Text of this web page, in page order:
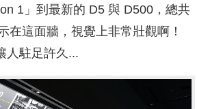
1」到最新的 D5 與 D500，總共
在這面牆，視覺上非常壯觀啊！
人駐足許久...